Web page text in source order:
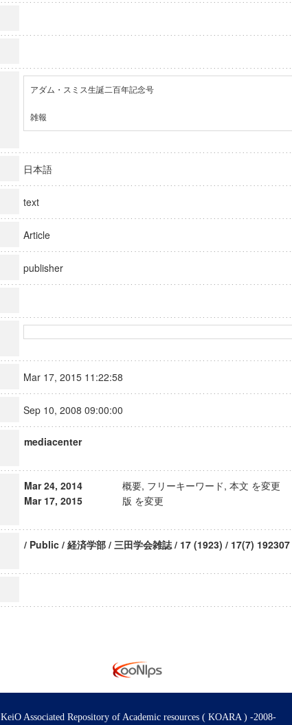
アダム・スミス生誕二百年記念号
雑報
日本語
text
Article
publisher
Mar 17, 2015 11:22:58
Sep 10, 2008 09:00:00
mediacenter
Mar 24, 2014
概要, フリーキーワード, 本文 を変更
Mar 17, 2015
版 を変更
/ Public / 経済学部 / 三田学会雑誌 / 17 (1923) / 17(7) 192307
KeiO Associated Repository of Academic resources ( KOARA ) -2008-